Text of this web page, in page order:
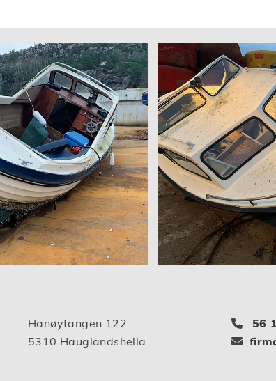
Hanøytangen 122
5310 Hauglandshella
 56
